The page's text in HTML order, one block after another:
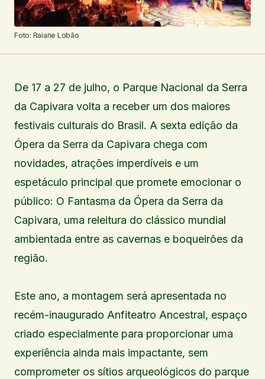
Foto: Raiane Lobão
De 17 a 27 de julho, o Parque Nacional da Serra
da Capivara volta a receber um dos maiores
festivais culturais do Brasil. A sexta edição da
Ópera da Serra da Capivara chega com
novidades, atrações imperdíveis e um
espetáculo principal que promete emocionar o
público: O Fantasma da Ópera da Serra da
Capivara, uma releitura do clássico mundial
ambientada entre as cavernas e boqueirões da
região.
Este ano, a montagem será apresentada no
recém-inaugurado Anfiteatro Ancestral, espaço
criado especialmente para proporcionar uma
experiência ainda mais impactante, sem
comprometer os sítios arqueológicos do parque